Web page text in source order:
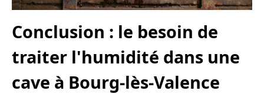
Conclusion : le besoin de
traiter l'humidité dans une
cave à Bourg-lès-Valence